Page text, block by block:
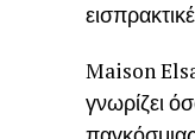
Maison
γνωρίζει